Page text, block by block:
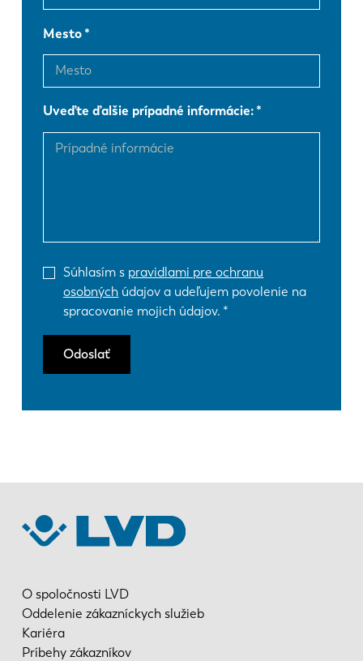
Mesto
Uveďte ďalšie prípadné informácie:
Súhlasím s pravidlami pre ochranu
osobných údajov a udeľujem povolenie na
spracovanie mojich údajov.
Odoslať
O spoločnosti LVD
Oddelenie zákazníckych služieb
Kariéra
Príbehy zákazníkov
KO CN